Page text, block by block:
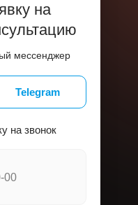
на
мессенджер
Telegram
на звонок